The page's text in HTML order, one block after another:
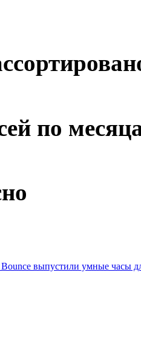
по
выпустили умные часы